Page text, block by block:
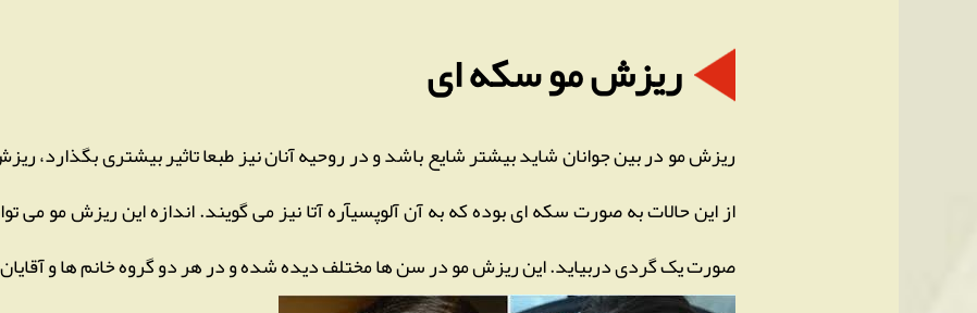
ریزش مو سکه ای
ریزش مو در بین جوانان شاید بیشتر شایع باشد و در روحیه آنان نیز طبعا تاثیر بیشتری بگذارد،
از این حالات به صورت سکه ای بوده که به آن آلوپسیآره آتا نیز می گویند. اندازه این ریزش مو می
صورت یک گردی دربیاید. این ریزش مو در سن ها مختلف دیده شده و در هر دو گروه خانم ها و آقایان